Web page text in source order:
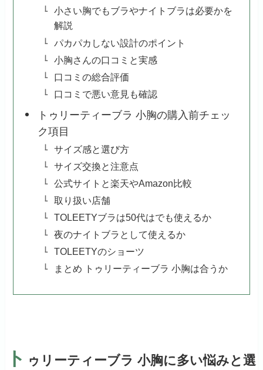
小さい胸でもブラやナイトブラは必要かを
解説
パカパカしない設計のポイント
小胸さんの口コミと実感
口コミの総合評価
口コミで悪い意見も確認
トゥリーティーブラ 小胸の購入前チェッ
ク項目
サイズ感と選び方
サイズ交換と注意点
公式サイトと楽天やAmazon比較
取り扱い店舗
TOLEETYブラは50代はでも使えるか
夜のナイトブラとして使えるか
TOLEETYのショーツ
まとめ トゥリーティーブラ 小胸は合うか
ト ゥリーティーブラ 小胸に多い悩みと選